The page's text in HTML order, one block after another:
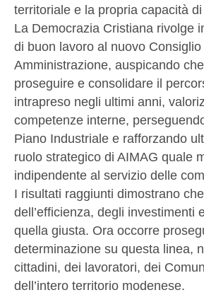
territoriale e la propria capacità
La Democrazia Cristiana rivolge
di buon lavoro al nuovo Consiglio
Amministrazione, auspicando
proseguire e consolidare il
intrapreso negli ultimi anni,
competenze interne,
Piano Industriale e rafforzando
ruolo strategico di AIMAG quale
indipendente al servizio delle
I risultati raggiunti dimostrano
dell’efficienza, degli investimenti
quella giusta. Ora occorre
determinazione su questa linea,
cittadini, dei lavoratori, dei
dell’intero territorio modenese.